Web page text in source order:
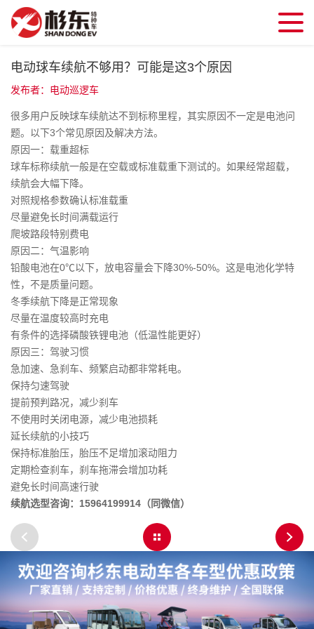
电动球车续航不够用？可能是这3个原因
发布者：电动巡逻车
很多用户反映球车续航达不到标称里程，其实原因不一定是电池问
题。以下3个常见原因及解决方法。
原因一：载重超标
球车标称续航一般是在空载或标准载重下测试的。如果经常超载，
续航会大幅下降。
对照规格参数确认标准载重
尽量避免长时间满载运行
爬坡路段特别费电
原因二：气温影响
铅酸电池在0℃以下，放电容量会下降30%-50%。这是电池化学特
性，不是质量问题。
冬季续航下降是正常现象
尽量在温度较高时充电
有条件的选择磷酸铁锂电池（低温性能更好）
原因三：驾驶习惯
急加速、急刹车、频繁启动都非常耗电。
保持匀速驾驶
提前预判路况，减少刹车
不使用时关闭电源，减少电池损耗
延长续航的小技巧
保持标准胎压，胎压不足增加滚动阻力
定期检查刹车，刹车拖滞会增加功耗
避免长时间高速行驶
续航选型咨询：15964199914（同微信）